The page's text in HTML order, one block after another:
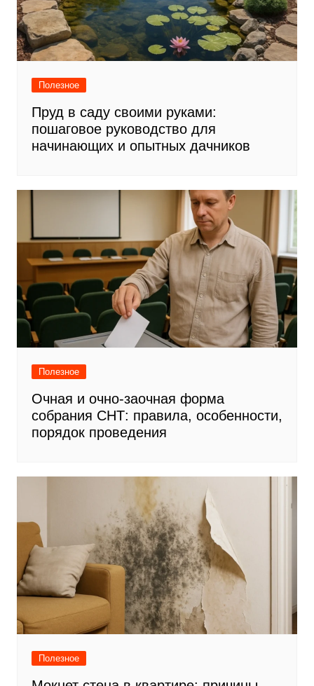
Полезное
Пруд в саду своими руками:
пошаговое руководство для
начинающих и опытных дачников
Полезное
Очная и очно-заочная форма
собрания СНТ: правила, особенности,
порядок проведения
Полезное